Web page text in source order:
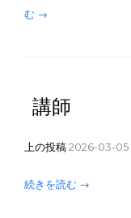
む →
講師
上の投稿2026-03-05
続きを読む →